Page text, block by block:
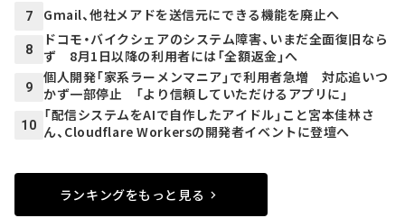
7 Gmail、他社メアドを送信元にできる機能を廃止へ
8
ドコモ・バイクシェアのシステム障害、いまだ全面復旧なら
ず 8月1日以降の利用者には「全額返金」へ
9
個人開発「家系ラーメンマニア」で利用者急増 対応追いつ
かず一部停止 「より信頼していただけるアプリに」
10
「配信システムをAIで自作したアイドル」こと宮本佳林さ
ん、Cloudflare Workersの開発者イベントに登壇へ
ランキングをもっと見る